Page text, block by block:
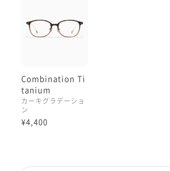
Combination Ti
tanium
カーキグラデーショ
ン
¥4,400